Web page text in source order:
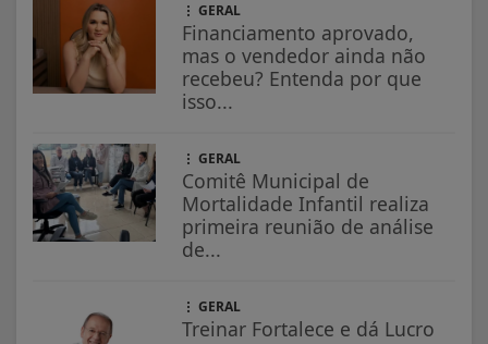
GERAL
Financiamento aprovado,
mas o vendedor ainda não
recebeu? Entenda por que
isso...
GERAL
Comitê Municipal de
Mortalidade Infantil realiza
primeira reunião de análise
de...
GERAL
Treinar Fortalece e dá Lucro